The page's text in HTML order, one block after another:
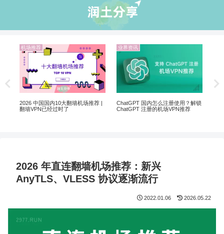
机场推荐
2026 中国国内10大翻墙机场推荐 |
翻墙VPN已经过时了
业界资讯
ChatGPT 国内怎么注册使用？解锁
ChatGPT 注册的机场VPN推荐
2026 年直连翻墙机场推荐：新兴
AnyTLS、VLESS 协议逐渐流行
2022.01.06 2026.05.22